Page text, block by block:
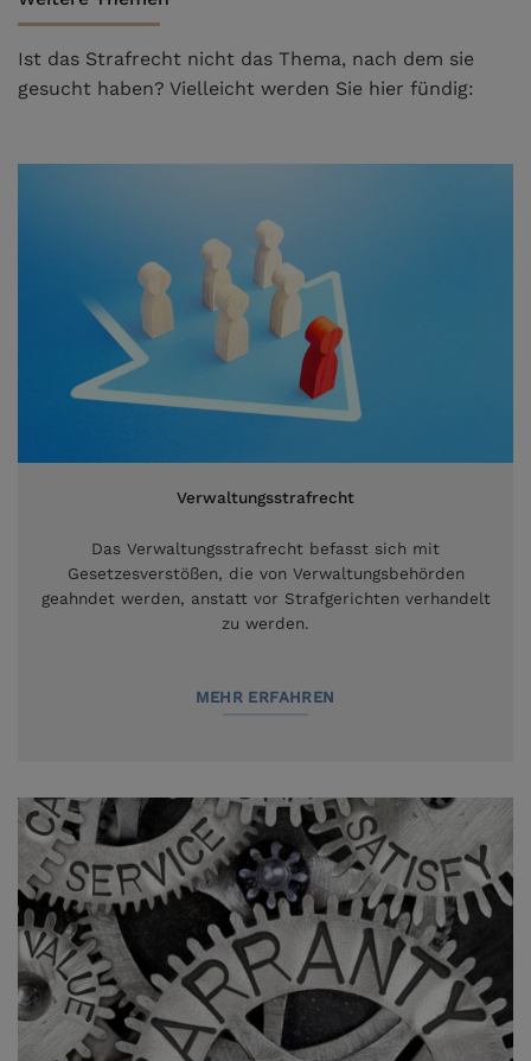
Ist das Strafrecht nicht das Thema, nach dem sie
gesucht haben? Vielleicht werden Sie hier fündig:
Verwaltungsstrafrecht
Das Verwaltungsstrafrecht befasst sich mit
Gesetzesverstößen, die von Verwaltungsbehörden
geahndet werden, anstatt vor Strafgerichten verhandelt
zu werden.
MEHR ERFAHREN